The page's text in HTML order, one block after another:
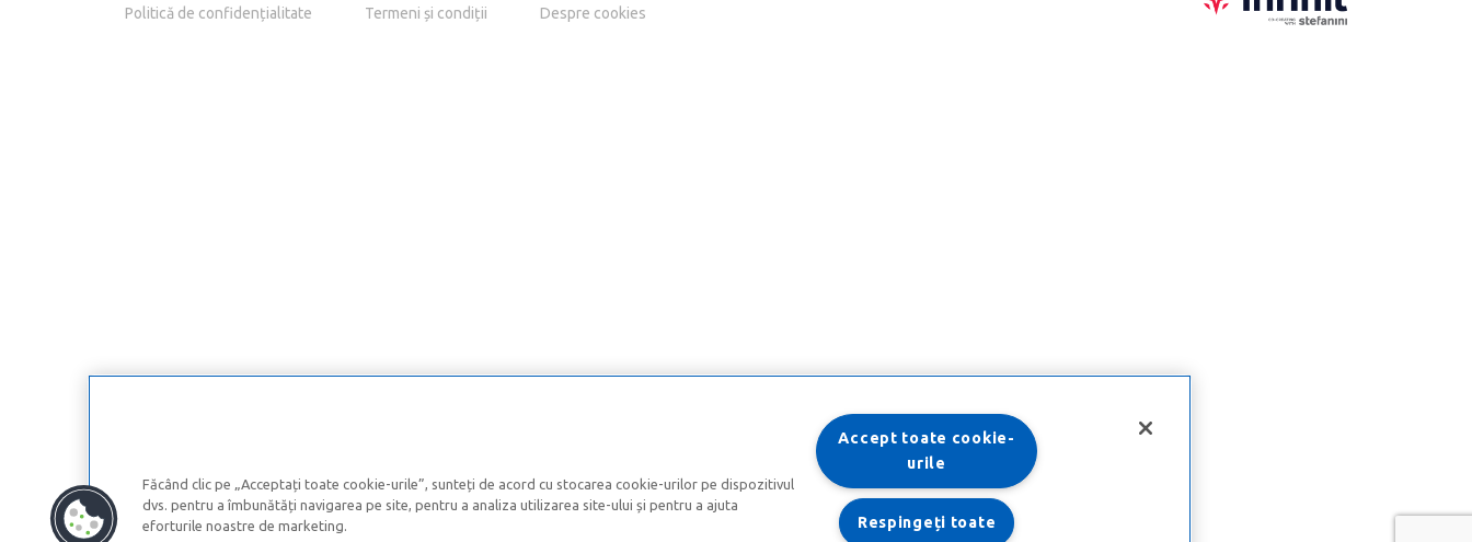
Politică de confidențialitate Termeni și condiții Despre cookies
Făcând clic pe „Acceptați toate cookie-urile”, sunteți de acord cu stocarea cookie-urilor pe dispozitivul
dvs. pentru a îmbunătăți navigarea pe site, pentru a analiza utilizarea site-ului și pentru a ajuta
eforturile noastre de marketing.
Accept toate cookie-
urile
Respingeți toate